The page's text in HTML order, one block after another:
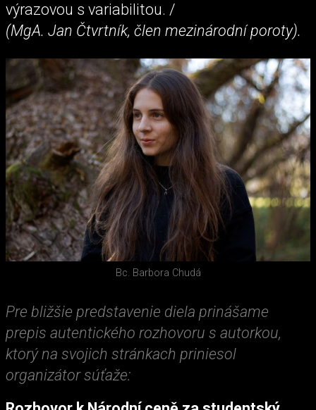
výrazovou s variabilitou. /
(MgA. Jan Čtvrtník, člen mezinárodní poroty).
Bc. Barbora Chudá
Pre bližšie predstavenie diela prinášame
prepis autentického rozhovoru s autorkou,
ktorý na svojich stránkach priniesol
organizátor súťaže: